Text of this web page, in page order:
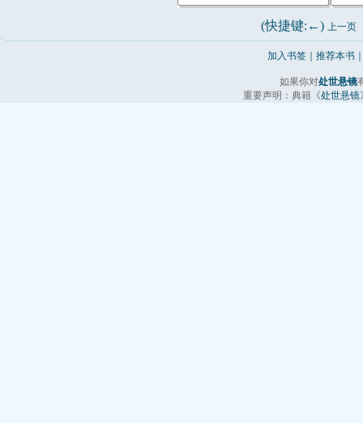
(快捷键:←) 上一页
加入书签 推荐本书
如果你对处世悬镜
重要声明：典籍《处世悬镜